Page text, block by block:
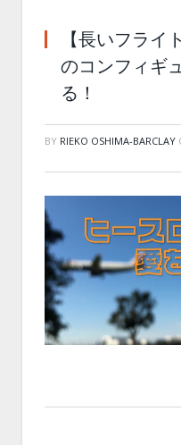
【長いフライ
のコンフィギ
る！
BY RIEKO OSHIMA-BARCLAY